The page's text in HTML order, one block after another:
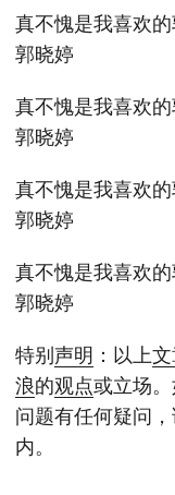
真不愧是我喜欢
郭晓婷
真不愧是我喜欢
郭晓婷
真不愧是我喜欢
郭晓婷
真不愧是我喜欢
郭晓婷
特别 声明 ：以上
浪的观点或立场
问题有任何疑问
内。